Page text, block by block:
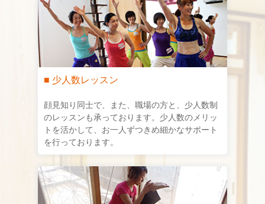
■ 少人数レッスン
顔見知り同士で、また、職場の方と、少人数制
のレッスンも承っております。少人数のメリッ
トを活かして、お一人ずつきめ細かなサポート
を行っております。